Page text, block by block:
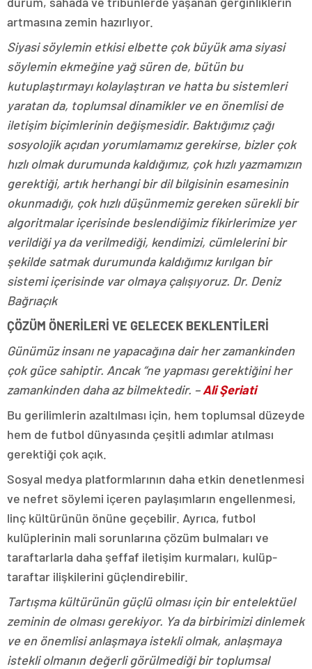
artmasına zemin hazırlıyor.
Siyasi söylemin etkisi elbette çok büyük ama siyasi
söylemin ekmeğine yağ süren de, bütün bu
kutuplaştırmayı kolaylaştıran ve hatta bu sistemleri
yaratan da, toplumsal dinamikler ve en önemlisi de
iletişim biçimlerinin değişmesidir. Baktığımız çağı
sosyolojik açıdan yorumlamamız gerekirse, bizler çok
hızlı olmak durumunda kaldığımız, çok hızlı yazmamızın
gerektiği, artık herhangi bir dil bilgisinin esamesinin
okunmadığı, çok hızlı düşünmemiz gereken sürekli bir
algoritmalar içerisinde beslendiğimiz fikirlerimize yer
verildiği ya da verilmediği, kendimizi, cümlelerini bir
şekilde satmak durumunda kaldığımız kırılgan bir
sistemi içerisinde var olmaya çalışıyoruz. Dr. Deniz
Bağrıaçık
ÇÖZÜM ÖNERİLERİ VE GELECEK BEKLENTİLERİ
Günümüz insanı ne yapacağına dair her zamankinden
çok güce sahiptir. Ancak “ne yapması gerektiğini her
zamankinden daha az bilmektedir. –Ali Şeriati
Bu gerilimlerin azaltılması için, hem toplumsal düzeyde
hem de futbol dünyasında çeşitli adımlar atılması
gerektiği çok açık.
Sosyal medya platformlarının daha etkin denetlenmesi
ve nefret söylemi içeren paylaşımların engellenmesi,
linç kültürünün önüne geçebilir. Ayrıca, futbol
kulüplerinin mali sorunlarına çözüm bulmaları ve
taraftarlarla daha şeffaf iletişim kurmaları, kulüp-
taraftar ilişkilerini güçlendirebilir.
Tartışma kültürünün güçlü olması için bir entelektüel
zeminin de olması gerekiyor. Ya da birbirimizi dinlemek
ve en önemlisi anlaşmaya istekli olmak, anlaşmaya
istekli olmanın değerli görülmediği bir toplumsal